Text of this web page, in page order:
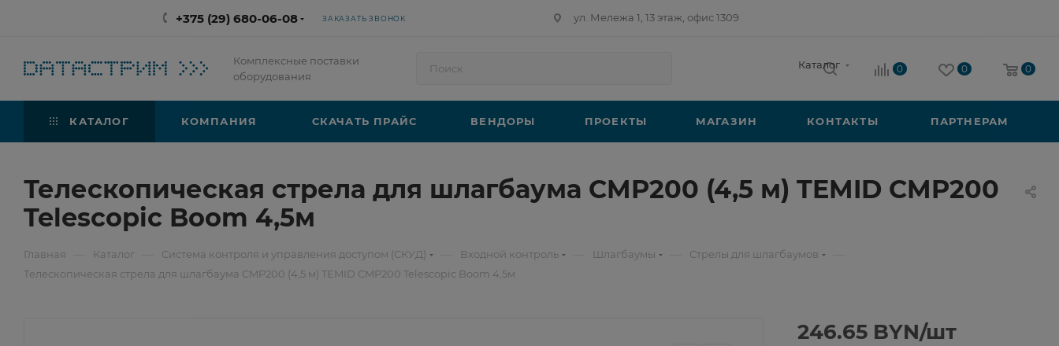
+375 (29) 680-06-08 ЗАКАЗАТЬ ЗВОНОК ул. Мележа 1, 13 этаж, офис 1309
Комплексные поставки
оборудования
Каталог 0 0 0
КАТАЛОГ КОМПАНИЯ СКАЧАТЬ ПРАЙС ВЕНДОРЫ ПРОЕКТЫ МАГАЗИН КОНТАКТЫ ПАРТНЕРАМ
Телескопическая стрела для шлагбаума CMP200 (4,5 м) TEMID CMP200
Telescopic Boom 4,5м
Главная Каталог Система контроля и управления доступом (СКУД) Входной контроль Шлагбаумы Стрелы для шлагбаумов
Телескопическая стрела для шлагбаума CMP200 (4,5 м) TEMID CMP200 Telescopic Boom 4,5м
246.65 BYN/шт